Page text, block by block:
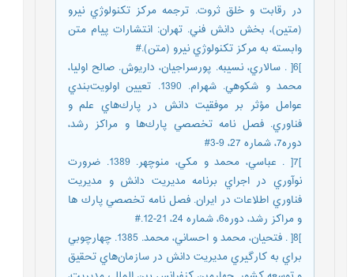
در رقابت و خلق ثروت. ترجمه مركز تكنولوژي نيرو
(متين)، بخش دانش فني. تهران: انتشارات پيام متن
وابسته به مركز تكنولوژي نيرو (متن).#
]6[ . سالاري، نسيبه. پورسراجيان، داريوش. صالح اوليا،
محمد و شكوهي. شهرام. 1390. تعيين اولويت‌بندي
عوامل مؤثر بر موفقيت دانش در پارك‌هاي علم و
فناوري. فصل نامه تخصصي پارك‌ها و مراكز رشد،
دوره7، شماره 27، 9-3#
]7[ . عباسي، محمد و مكي، منوچهر. 1389. ضرورت
نوآوري در اجراي برنامه مديريت دانش و مديريت
فناوري اطلاعات در ايران. فصل نامه تخصصي پارك ها
و مراكز رشد، دوره6، شماره 24، 21-12.#
]8[ . فتحيان، محمد و احساني، محمد. 1385. چهارچوبي
براي به كارگيري مديريت دانش در سازمان‌هاي تحقيق